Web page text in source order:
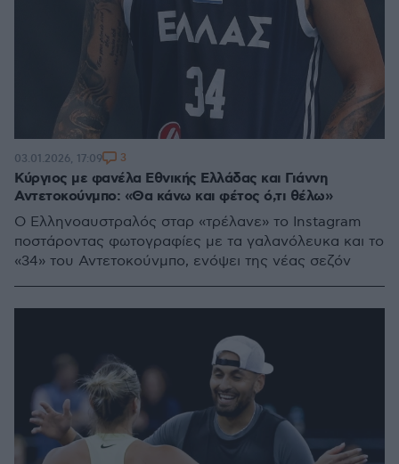
Κύργιος με φανέλα Εθνικής Ελλάδας και Γιάννη
Αντετοκούνμπο: «Θα κάνω και φέτος ό,τι θέλω»
Ο Ελληνοαυστραλός σταρ «τρέλανε» το Instagram
ποστάροντας φωτογραφίες με τα γαλανόλευκα και το
«34» του Αντετοκούνμπο, ενόψει της νέας σεζόν
03.01.2026, 17:09 3